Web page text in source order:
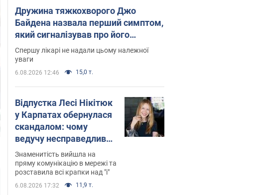
Дружина тяжкохворого Джо
Байдена назвала перший симптом,
який сигналізував про його
"агресивний" рак
Спершу лікарі не надали цьому належної
уваги
6.08.2026 12:46 15,0 т.
Відпустка Лесі Нікітюк
у Карпатах обернулася
скандалом: чому
ведучу несправедливо
захейтили
Знаменитість вийшла на
пряму комунікацію в мережі та
розставила всі крапки над "і"
6.08.2026 17:32 11,9 т.